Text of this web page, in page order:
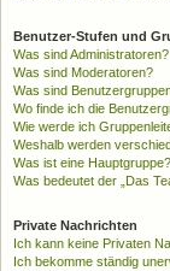
Benutzer-Stufen und
Was sind Administratoren?
Was sind Moderatoren?
Was sind
Wo finde ich die
Wie werde ich
Weshalb werden
Was ist eine Hauptgruppe?
Was bedeutet der „Das
Private Nachrichten
Ich kann keine Privaten
Ich bekomme ständig